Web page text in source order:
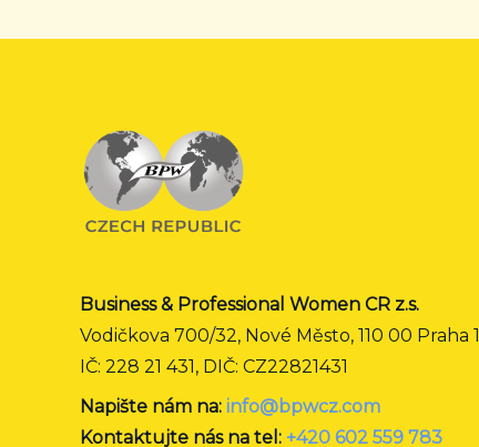
Business & Professional Women CR z.s.
Vodičkova 700/32, Nové Město, 110 00 Praha 1
IČ: 228 21 431, DIČ: CZ22821431
Napište nám na: info@bpwcz.com
Kontaktujte nás na tel: +420 602 559 783